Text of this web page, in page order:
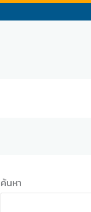
ค้นหา